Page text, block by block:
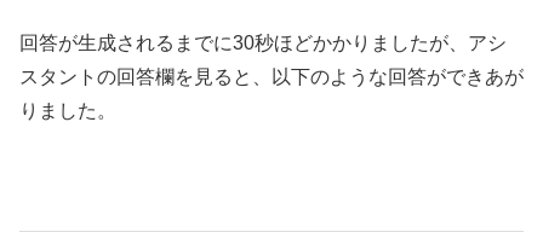
回答が生成されるまでに30秒ほどかかりましたが、アシ
スタントの回答欄を見ると、以下のような回答ができあが
りました。